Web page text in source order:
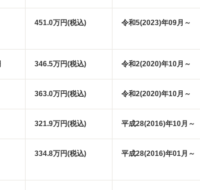
451.0万円(税込) 令和5(2023)年09月～
346.5万円(税込) 令和2(2020)年10月～
363.0万円(税込) 令和2(2020)年10月～
321.9万円(税込) 平成28(2016)年10月～
334.8万円(税込) 平成28(2016)年01月～